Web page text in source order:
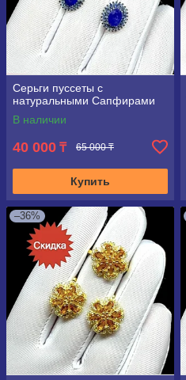
Серьги пуссеты с
натуральными Сапфирами
В наличии
40 000 ₸ 65 000 ₸
Купить
–36%